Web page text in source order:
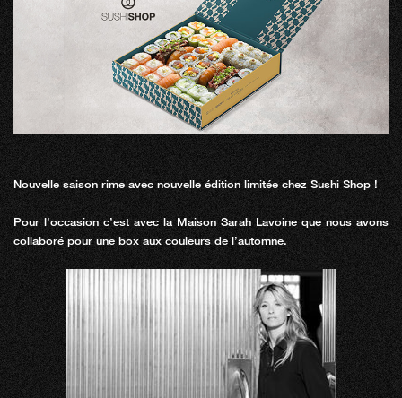
Nouvelle saison rime avec nouvelle édition limitée chez Sushi Shop !
Pour l’occasion c’est avec la Maison Sarah Lavoine que nous avons
collaboré pour une box aux couleurs de l’automne.